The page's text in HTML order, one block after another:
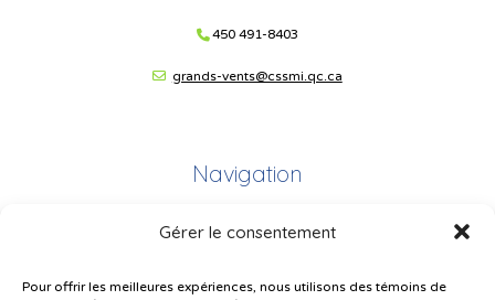
Gérer le consentement
Pour offrir les meilleures expériences, nous utilisons des témoins de
450 491-8403
grands-vents@cssmi.qc.ca
Navigation
Plan du site